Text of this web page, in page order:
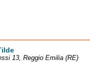
13, Reggio Emilia (RE)